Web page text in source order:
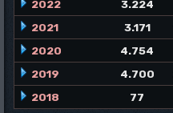
2022
3.224
2021
3.171
2020
4.754
2019
4.700
2018
77